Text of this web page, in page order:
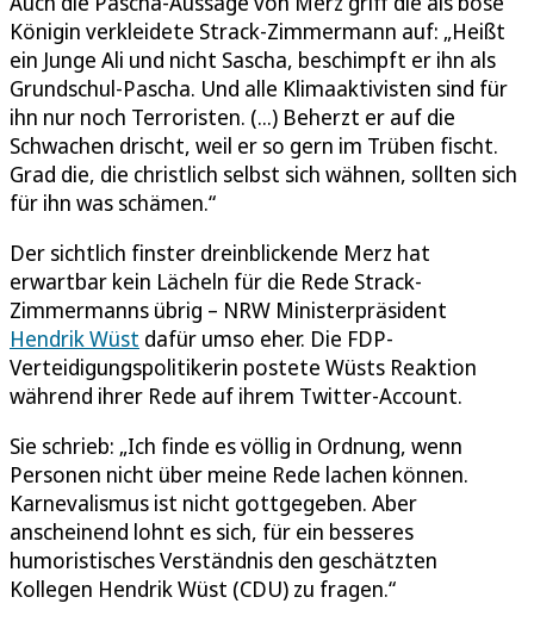
Königin verkleidete Strack-Zimmermann auf: „Heißt
ein Junge Ali und nicht Sascha, beschimpft er ihn als
Grundschul-Pascha. Und alle Klimaaktivisten sind für
ihn nur noch Terroristen. (...) Beherzt er auf die
Schwachen drischt, weil er so gern im Trüben fischt.
Grad die, die christlich selbst sich wähnen, sollten sich
für ihn was schämen.“
Der sichtlich finster dreinblickende Merz hat
erwartbar kein Lächeln für die Rede Strack-
Zimmermanns übrig – NRW Ministerpräsident
Hendrik Wüst dafür umso eher. Die FDP-
Verteidigungspolitikerin postete Wüsts Reaktion
während ihrer Rede auf ihrem Twitter-Account.
Sie schrieb: „Ich finde es völlig in Ordnung, wenn
Personen nicht über meine Rede lachen können.
Karnevalismus ist nicht gottgegeben. Aber
anscheinend lohnt es sich, für ein besseres
humoristisches Verständnis den geschätzten
Kollegen Hendrik Wüst (CDU) zu fragen.“